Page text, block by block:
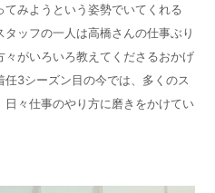
みようという姿勢でいてくれる
ッフの一人は高橋さんの仕事ぶり
がいろいろ教えてくださるおかげ
3シーズン目の今では、多くのス
々仕事のやり方に磨きをかけてい